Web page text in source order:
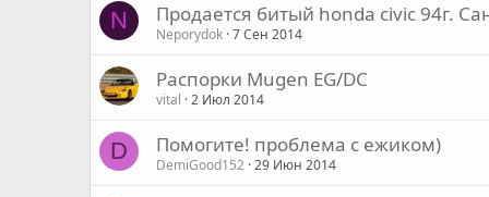
N Продается битый honda civic 94г.
Neporydok 7 Сен 2014
Распорки Mugen EG/DC
vital 2 Июл 2014
D Помогите! проблема с ежиком)
DemiGood152 29 Июн 2014